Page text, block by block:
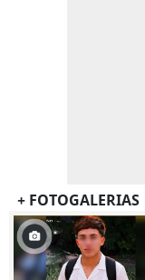
+ FOTOGALERIAS